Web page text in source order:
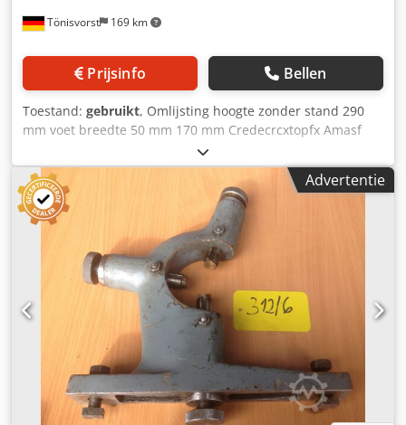
Tönisvorst 169 km
Prijsinfo Bellen
Toestand: gebruikt, Omlijsting hoogte zonder stand 290
mm voet breedte 50 mm 170 mm Credecrcxtopfx Amasf
Advertentie